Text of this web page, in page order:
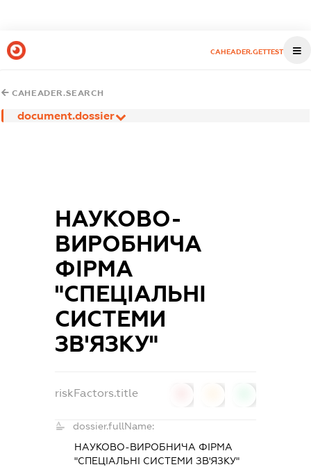
CAHEADER.GETTEST
CAHEADER.SEARCH
document.dossier
НАУКОВО-
ВИРОБНИЧА
ФІРМА
"СПЕЦІАЛЬНІ
СИСТЕМИ
ЗВ'ЯЗКУ"
riskFactors.title
dossier.fullName:
НАУКОВО-ВИРОБНИЧА ФІРМА
"СПЕЦІАЛЬНІ СИСТЕМИ ЗВ'ЯЗКУ"